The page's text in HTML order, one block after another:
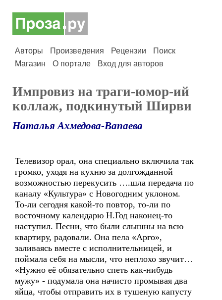
Авторы Произведения Рецензии
Поиск
Магазин
О портале Вход для авторов
Импровиз на траги-юмор-ий
коллаж, подкинутый Ширви
Наталья Ахмедова-Вапаева
Телевизор орал, она специально включила так
громко, уходя на кухню за долгожданной
возможностью перекусить ….шла передача по
каналу «Культура» с Новогодним уклоном.
То-ли сегодня какой-то повтор, то-ли по
восточному календарю Н.Год наконец-то
наступил. Песни, что были слышны на всю
квартиру, радовали. Она пела «Арго»,
заливаясь вместе с исполнительницей, и
поймала себя на мысли, что неплохо звучит…
«Нужно её обязательно спеть как-нибудь
мужу» - подумала она начисто промывая два
яйца, чтобы отправить их в тушеную капусту